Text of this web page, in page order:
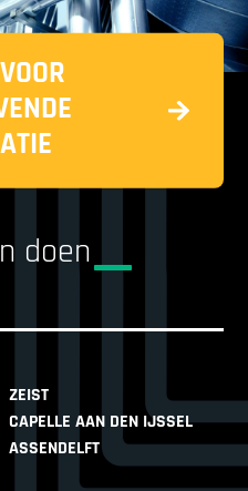
doen
ZEIST
CAPELLE AAN DEN IJSSEL
ASSENDELFT